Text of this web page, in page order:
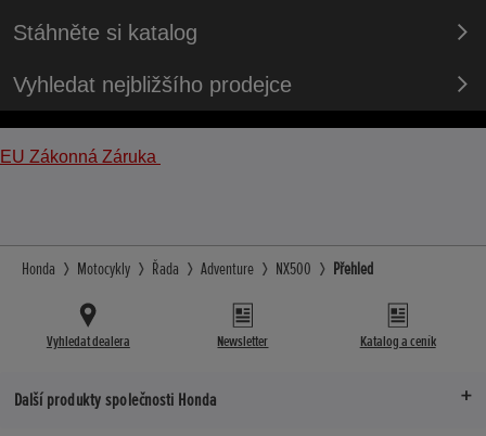
Stáhněte si katalog
Vyhledat nejbližšího prodejce
EU Zákonná Záruka
Honda Motocykly Řada Adventure NX500 Přehled
Vyhledat dealera Newsletter Katalog a ceník
Další produkty společnosti Honda